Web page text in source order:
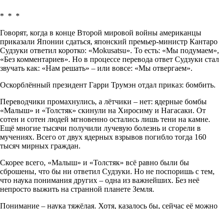
* * *
Говорят, когда в конце Второй мировой войны американцы
приказали Японии сдаться, японский премьер-министр Кантаро
Судзуки ответил коротко: «Mokusatsu». То есть: «Мы подумаем»,
«Без комментариев». Но в процессе перевода ответ Судзуки стал
звучать как: «Нам решать» – или вовсе: «Мы отвергаем».
Оскорблённый президент Гарри Трумэн отдал приказ: бомбить.
Переводчики промахнулись, а лётчики – нет: ядерные бомбы
«Малыш» и «Толстяк» скинули на Хиросиму и Нагасаки. От
сотен и сотен людей мгновенно остались лишь тени на камне.
Ещё многие тысячи получили лучевую болезнь и сгорели в
мучениях. Всего от двух ядерных взрывов погибло тогда 160
тысяч мирных граждан.
Скорее всего, «Малыш» и «Толстяк» всё равно были бы
сброшены, что бы ни ответил Судзуки. Но не поспоришь с тем,
что наука понимания других – одна из важнейших. Без неё
непросто выжить на странной планете Земля.
Понимание – наука тяжёлая. Хотя, казалось бы, сейчас её можно